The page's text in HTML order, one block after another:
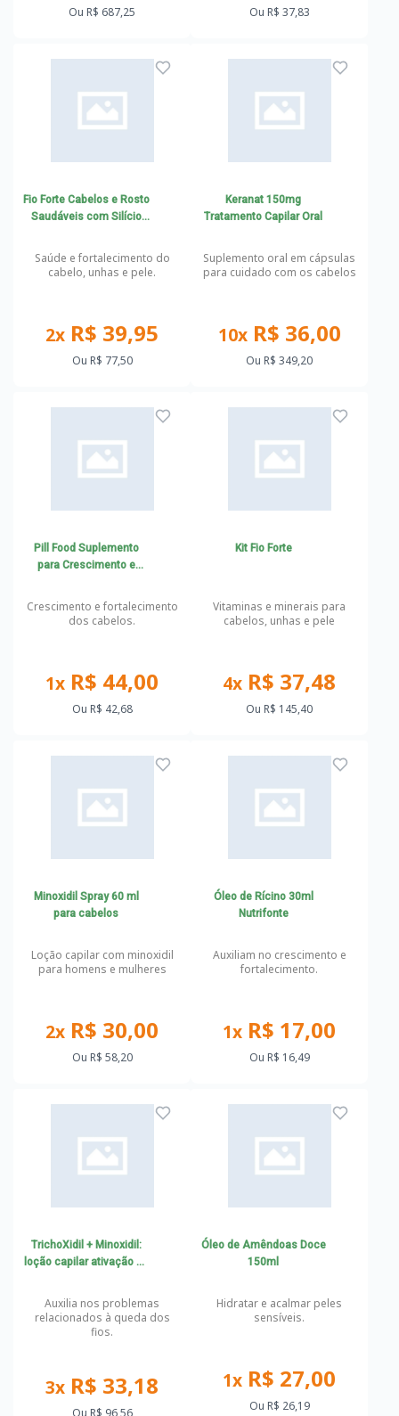
Ou R$ 687,25 Ou R$ 37,83
Fio Forte Cabelos e Rosto
Saudáveis com Silício
Saúde e fortalecimento do
cabelo, unhas e pele.
2x R$ 39,95
Ou R$ 77,50
Keranat 150mg
Tratamento Capilar Oral
Suplemento oral em cápsulas
para cuidado com os cabelos
10xR$ 36,00
Ou R$ 349,20
Pill Food Suplemento
para Crescimento e
Crescimento e fortalecimento
dos cabelos.
1x R$ 44,00
Ou R$ 42,68
Kit Fio Forte
Vitaminas e minerais para
cabelos, unhas e pele
4x R$ 37,48
Ou R$ 145,40
Minoxidil Spray 60 ml
para cabelos
Loção capilar com minoxidil
para homens e mulheres
2x R$ 30,00
Ou R$ 58,20
Óleo de Rícino 30ml
Nutrifonte
Auxiliam no crescimento e
fortalecimento.
1x R$ 17,00
Ou R$ 16,49
TrichoXidil + Minoxidil:
loção capilar ativação de
Auxilia nos problemas
relacionados à queda dos
fios.
3x R$ 33,18
Ou R$ 96,56
Óleo de Amêndoas Doce
150ml
Hidratar e acalmar peles
sensíveis.
1x R$ 27,00
Ou R$ 26,19